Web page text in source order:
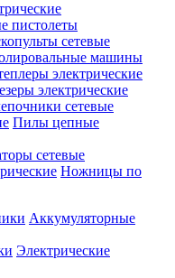
пистолеты
сетевые
машины
электрические
электрические
сетевые
Пилы цепные
сетевые
Ножницы по
Аккумуляторные
Электрические